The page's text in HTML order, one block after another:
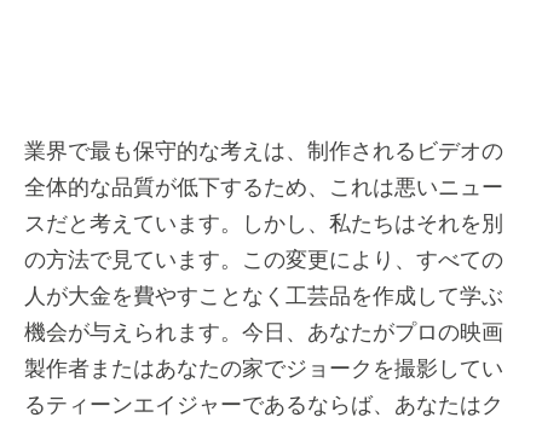
業界で最も保守的な考えは、制作されるビデオの
全体的な品質が低下するため、これは悪いニュー
スだと考えています。しかし、私たちはそれを別
の方法で見ています。この変更により、すべての
人が大金を費やすことなく工芸品を作成して学ぶ
機会が与えられます。今日、あなたがプロの映画
製作者またはあなたの家でジョークを撮影してい
るティーンエイジャーであるならば、あなたはク